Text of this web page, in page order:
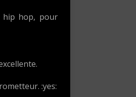
hip hop, pour
:yes: